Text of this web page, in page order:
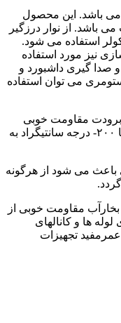
می باشد. این محصول
باشد. از نوار درزگیر
استفاده می شود.
نیز مورد استفاده
صدا گیری داشبورد و
می توان استفاده
برودت مقاومت خوبی
دارد،بطوریکه در محدوده ی دماییِ ۱۵۰+ تا ۲۰۰- درجه سانتیگراد به
باعث می شود از هرگونه
بخارآب مقاومت خوبی از
ها و کانالهای
تجهیزات